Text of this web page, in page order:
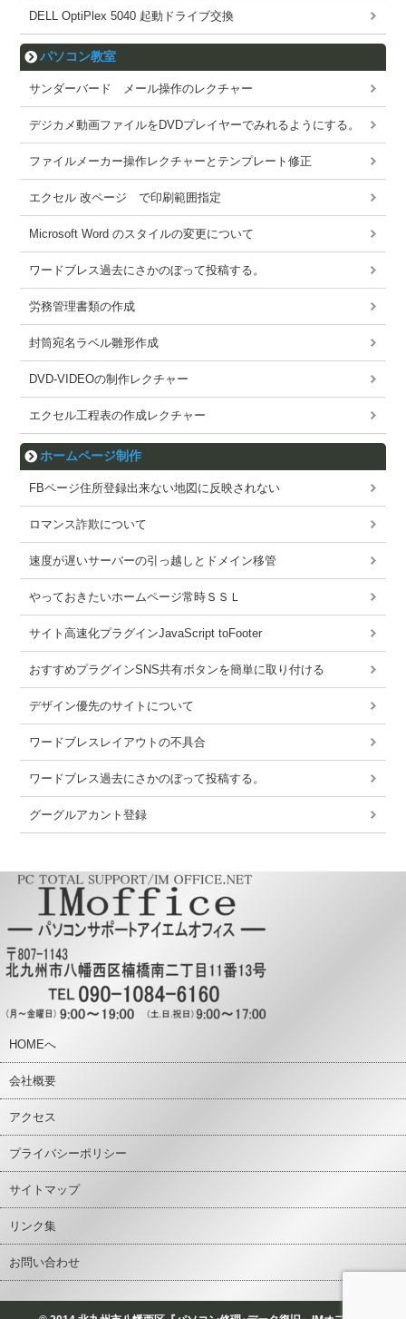
DELL OptiPlex 5040 起動ドライブ交換
パソコン教室
サンダーバード メール操作のレクチャー
デジカメ動画ファイルをDVDプレイヤーでみれるようにする。
ファイルメーカー操作レクチャーとテンプレート修正
エクセル 改ページ で印刷範囲指定
Microsoft Word のスタイルの変更について
ワードブレス過去にさかのぼって投稿する。
労務管理書類の作成
封筒宛名ラベル雛形作成
DVD-VIDEOの制作レクチャー
エクセル工程表の作成レクチャー
ホームページ制作
FBページ住所登録出来ない地図に反映されない
ロマンス詐欺について
速度が遅いサーバーの引っ越しとドメイン移管
やっておきたいホームページ常時ＳＳＬ
サイト高速化プラグインJavaScript toFooter
おすすめプラグインSNS共有ボタンを簡単に取り付ける
デザイン優先のサイトについて
ワードブレスレイアウトの不具合
ワードブレス過去にさかのぼって投稿する。
グーグルアカント登録
HOMEへ
会社概要
アクセス
プライバシーポリシー
サイトマップ
リンク集
お問い合わせ